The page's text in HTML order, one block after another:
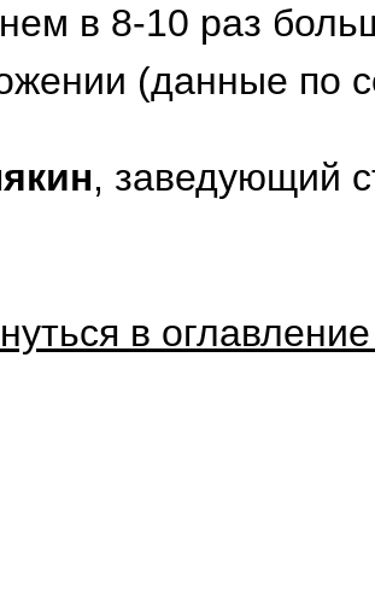
в 8-10 раз
(данные по
, заведующий
в